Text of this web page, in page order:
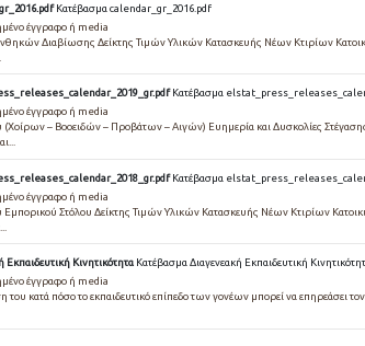
Κατέβασμα calendar_gr_2016.pdf
έγγραφο ή media
Διαβίωσης Δείκτης Τιμών Υλικών Κατασκευής Νέων Κτιρίων
Κατέβασμα
έγγραφο ή media
(Χοίρων – Βοοειδών – Προβάτων – Αιγών) Ευημερία και Δυσκολίες
Κατέβασμα
έγγραφο ή media
Εμπορικού Στόλου Δείκτης Τιμών Υλικών Κατασκευής Νέων Κτιρίων
Εκπαιδευτική Κινητικότητα Κατέβασμα Διαγενεακή Εκπαιδευτική
έγγραφο ή media
του κατά πόσο το εκπαιδευτικό επίπεδο των γονέων µπορεί να επηρεάσει τον